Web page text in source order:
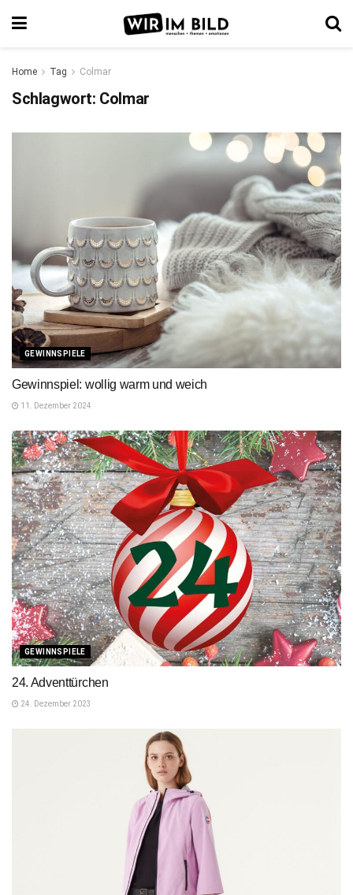
Home Tag Colmar
Schlagwort: Colmar
GEWINNSPIELE
Gewinnspiel: wollig warm und weich
11. Dezember 2024
GEWINNSPIELE
24. Adventtürchen
24. Dezember 2023